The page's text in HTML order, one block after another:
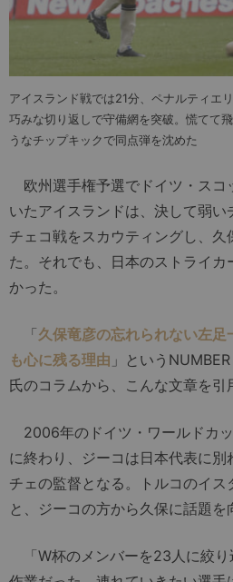
アイスランド戦では21分、ペナルティエ
巧みな切り返しで守備網を突破。慌てて
うなチップキックで同点弾を沈めた
欧州選手権予選でドイツ・スコ
いたアイスランドは、決して弱
チェコ戦をスカウティングし、久
た。それでも、日本のストライ
かった。
「久保竜彦の忘れられない左
も心に残る理由 」という
氏のコラムから、こんな文章を引
2006年のドイツ・ワールドカ
に終わり、ジーコは日本代表に別
チェの監督となる。トルコのイス
と、ジーコの方から久保に話題を
「W杯のメンバーを23人に絞り